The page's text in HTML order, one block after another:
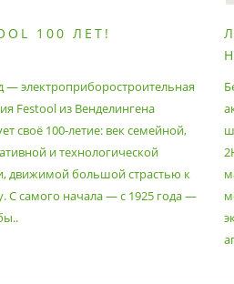
100 ЛЕТ!
— электроприборостроительная
Festool из Венделингена
своё 100-летие: век семейной,
и технологической
движимой большой страстью к
С самого начала — с 1925 года —